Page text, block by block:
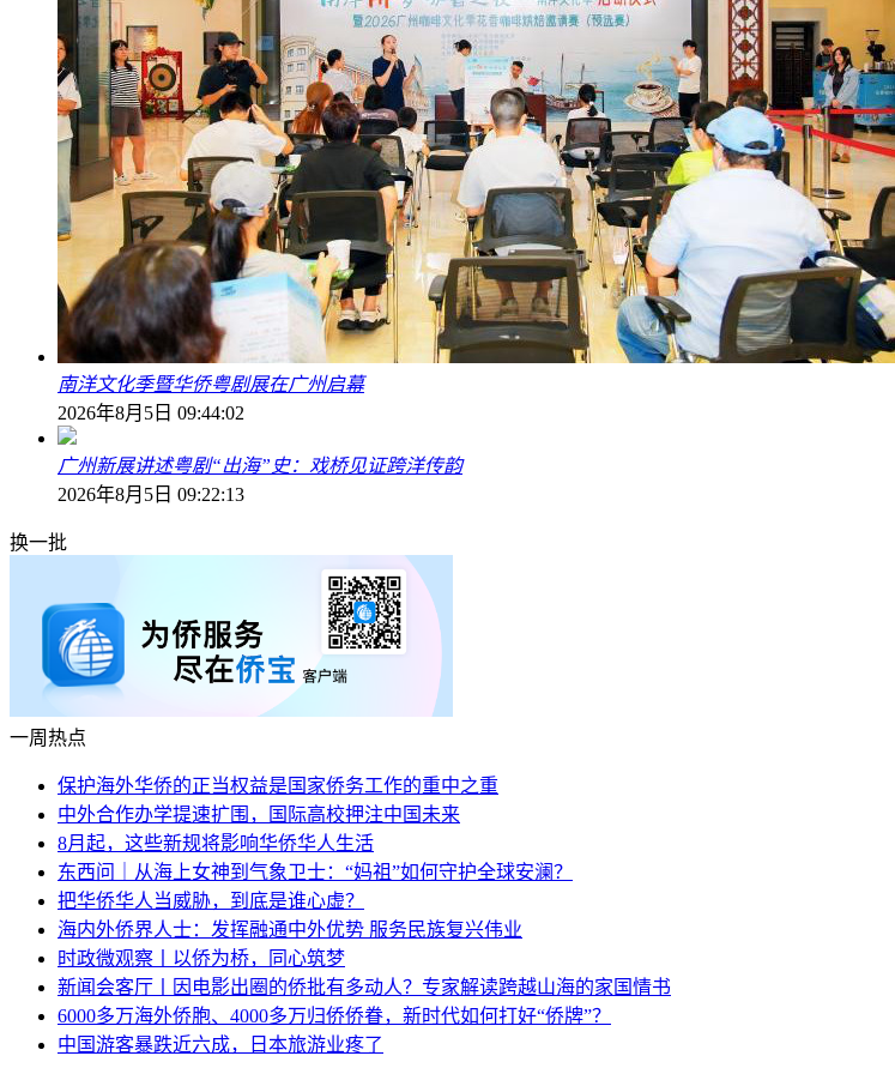
南洋文化季暨华侨粤剧展在广州启幕
2026年8月5日 09:44:02
广州新展讲述粤剧“出海”史：戏桥见证跨洋传韵
2026年8月5日 09:22:13
换一批
一周热点
保护海外华侨的正当权益是国家侨务工作的重中之重
中外合作办学提速扩围，国际高校押注中国未来
8月起，这些新规将影响华侨华人生活
东西问｜从海上女神到气象卫士：“妈祖”如何守护全球安澜？
把华侨华人当威胁，到底是谁心虚？
海内外侨界人士：发挥融通中外优势 服务民族复兴伟业
时政微观察丨以侨为桥，同心筑梦
新闻会客厅丨因电影出圈的侨批有多动人？专家解读跨越山海的家国情书
6000多万海外侨胞、4000多万归侨侨眷，新时代如何打好“侨牌”？
中国游客暴跌近六成，日本旅游业疼了